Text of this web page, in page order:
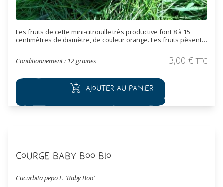
Les fruits de cette mini-citrouille très productive font 8 à 15
centimètres de diamètre, de couleur orange. Les fruits pèsent
des pomme de terre. Cette variété très productive est originaire
des USA.
Conditionnement : 12 graines 3,00 € TTC
Ajouter au panier
Courge Baby Boo Bio
Cucurbita pepo L. 'Baby Boo'